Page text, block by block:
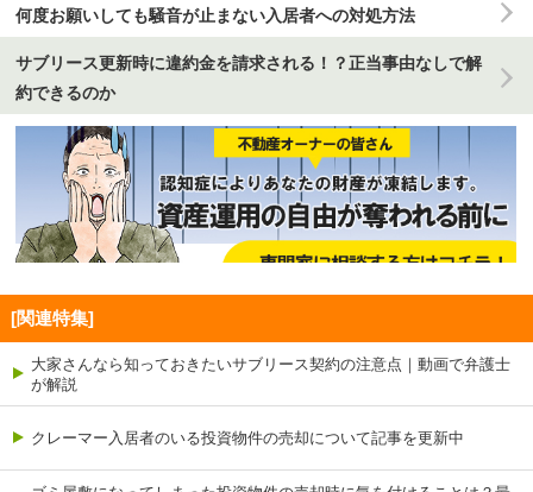
何度お願いしても騒音が止まない入居者への対処方法
サブリース更新時に違約金を請求される！？正当事由なしで解
約できるのか
[関連特集]
大家さんなら知っておきたいサブリース契約の注意点｜動画で弁護士
が解説
クレーマー入居者のいる投資物件の売却について記事を更新中